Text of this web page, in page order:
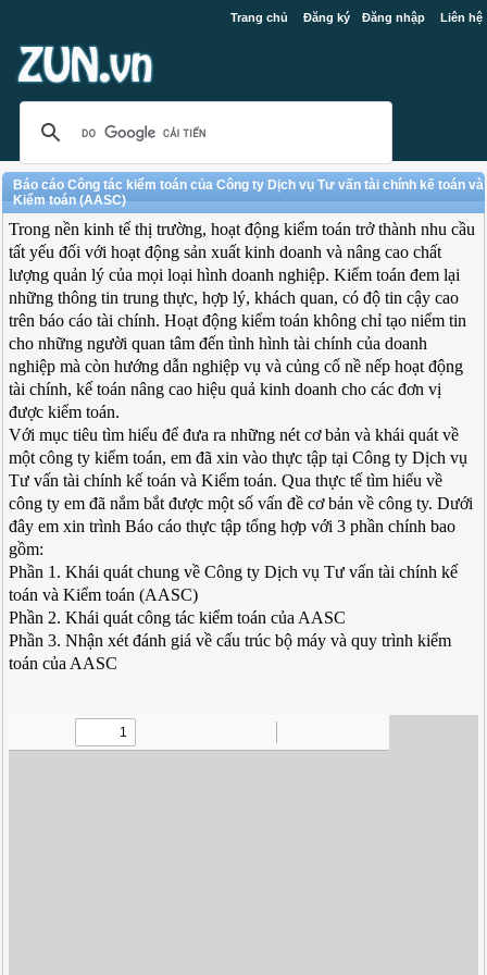
Trang chủ Đăng ký Đăng nhập Liên hệ
Báo cáo Công tác kiểm toán của Công ty Dịch vụ Tư vấn tài chính kế toán và
Kiểm toán (AASC)
Trong nền kinh tế thị trường, hoạt động kiểm toán trở thành nhu cầu
tất yếu đối với hoạt động sản xuất kinh doanh và nâng cao chất
lượng quản lý của mọi loại hình doanh nghiệp. Kiểm toán đem lại
những thông tin trung thực, hợp lý, khách quan, có độ tin cậy cao
trên báo cáo tài chính. Hoạt động kiểm toán không chỉ tạo niểm tin
cho những người quan tâm đến tình hình tài chính của doanh
nghiệp mà còn hướng dẫn nghiệp vụ và củng cố nề nếp hoạt động
tài chính, kế toán nâng cao hiệu quả kinh doanh cho các đơn vị
được kiểm toán.
Với mục tiêu tìm hiểu để đưa ra những nét cơ bản và khái quát về
một công ty kiểm toán, em đã xin vào thực tập tại Công ty Dịch vụ
Tư vấn tài chính kế toán và Kiểm toán. Qua thực tế tìm hiểu về
công ty em đã nắm bắt được một số vấn đề cơ bản về công ty. Dưới
đây em xin trình Báo cáo thực tập tổng hợp với 3 phần chính bao
gồm:
Phần 1. Khái quát chung về Công ty Dịch vụ Tư vấn tài chính kế
toán và Kiểm toán (AASC)
Phần 2. Khái quát công tác kiểm toán của AASC
Phần 3. Nhận xét đánh giá về cấu trúc bộ máy và quy trình kiểm
toán của AASC